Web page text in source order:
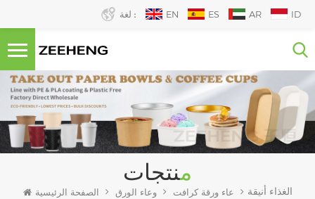
لغة : EN ES AR ID
منتجات
الصفحة الرئيسية وعاء الورق عاء ورقة كرافت
الغذاء أنيقة